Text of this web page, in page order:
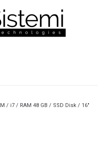
/ i7 / RAM 48 GB / SSD Disk / 16″